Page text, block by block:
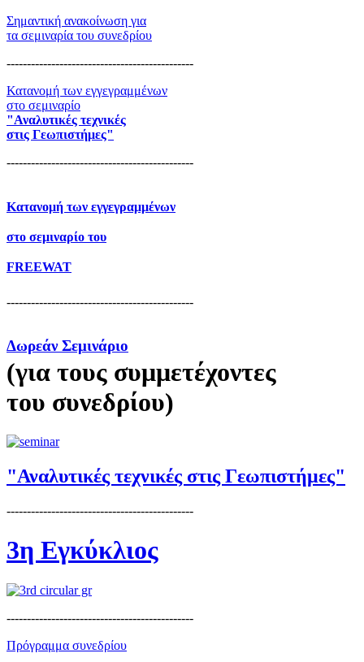
Σημαντική ανακοίνωση για
τα σεμιναρία του συνεδρίου
----------------------------------------------
Κατανομή των εγγεγραμμένων
στο σεμιναρίο
"Αναλυτικές τεχνικές
στις Γεωπιστήμες"
----------------------------------------------
Κατανομή των εγγεγραμμένων
στο σεμιναρίο του
FREEWAT
----------------------------------------------
Δωρεάν Σεμινάριο
(για τους συμμετέχοντες
του συνεδρίου)
"Αναλυτικές τεχνικές στις Γεωπιστήμες"
----------------------------------------------
3η Εγκύκλιος
----------------------------------------------
Πρόγραμμα συνεδρίου